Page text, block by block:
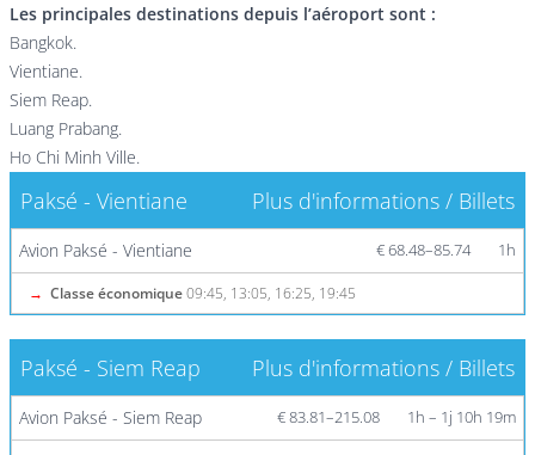
Les principales destinations depuis l’aéroport sont :
Bangkok.
Vientiane.
Siem Reap.
Luang Prabang.
Ho Chi Minh Ville.
Paksé - Vientiane Plus d'informations / Billets
Avion Paksé - Vientiane € 68.48–85.74 1h
→ Classe économique09:45, 13:05, 16:25, 19:45
Paksé - Siem Reap Plus d'informations / Billets
Avion Paksé - Siem Reap € 83.81–215.08 1h – 1j 10h 19m